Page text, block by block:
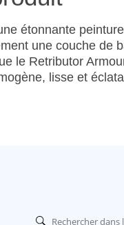
étonnante
une couche de
le Retributor
lisse et